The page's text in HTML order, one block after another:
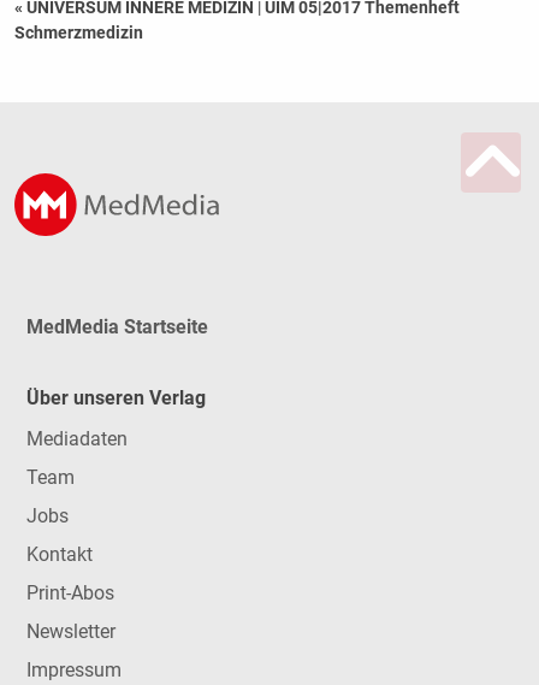
« UNIVERSUM INNERE MEDIZIN |UIM 05|2017 Themenheft
Schmerzmedizin
MedMedia Startseite
Über unseren Verlag
Mediadaten
Team
Jobs
Kontakt
Print-Abos
Newsletter
Impressum